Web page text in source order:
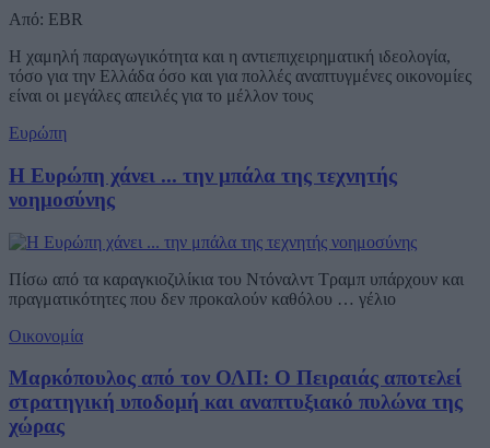
Από: EBR
Η χαμηλή παραγωγικότητα και η αντιεπιχειρηματική ιδεολογία,
τόσο για την Ελλάδα όσο και για πολλές αναπτυγμένες οικονομίες
είναι οι μεγάλες απειλές για το μέλλον τους
Ευρώπη
Η Ευρώπη χάνει ... την μπάλα της τεχνητής
νοημοσύνης
Πίσω από τα καραγκιοζιλίκια του Ντόναλντ Τραμπ υπάρχουν και
πραγματικότητες που δεν προκαλούν καθόλου … γέλιο
Οικονομία
Μαρκόπουλος από τον ΟΛΠ: Ο Πειραιάς αποτελεί
στρατηγική υποδομή και αναπτυξιακό πυλώνα της
χώρας